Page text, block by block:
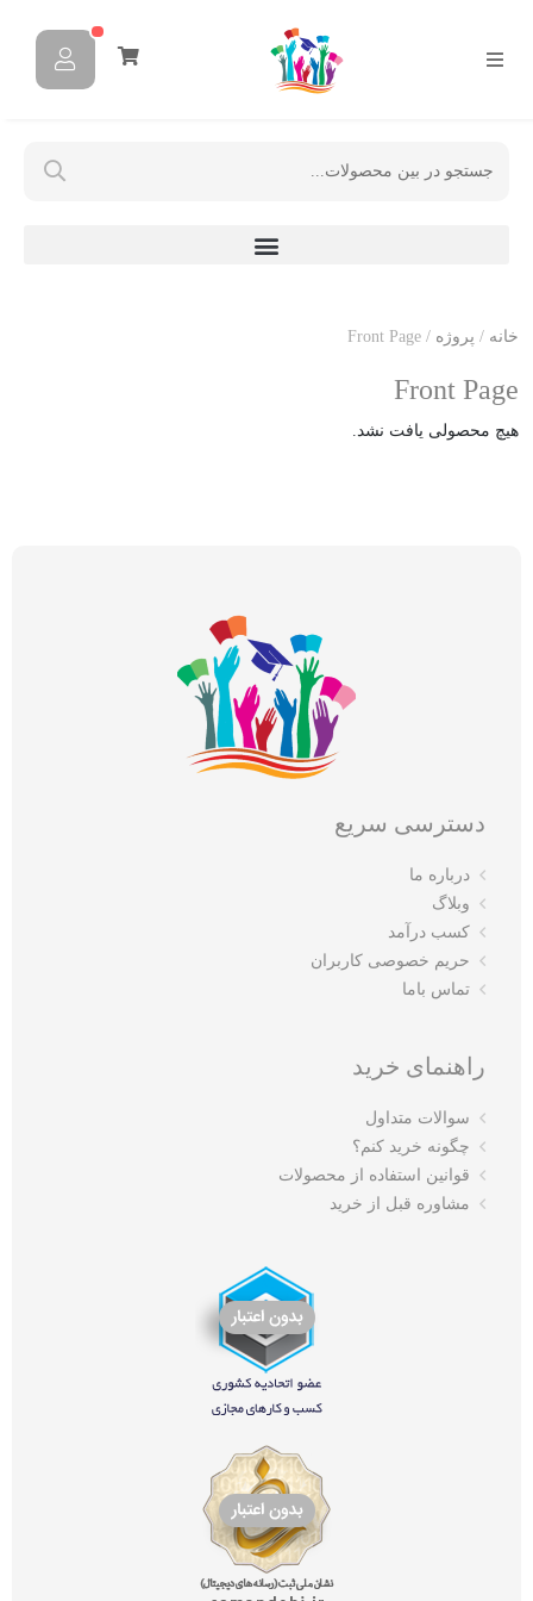
خانه / پروژه‌ / Front Page
Front Page
هیچ محصولی یافت نشد.
دسترسی سریع
درباره ما
وبلاگ
کسب درآمد
حریم خصوصی کاربران
تماس باما
راهنمای خرید
سوالات متداول
چگونه خرید کنم؟
قوانین استفاده از محصولات
مشاوره قبل از خرید